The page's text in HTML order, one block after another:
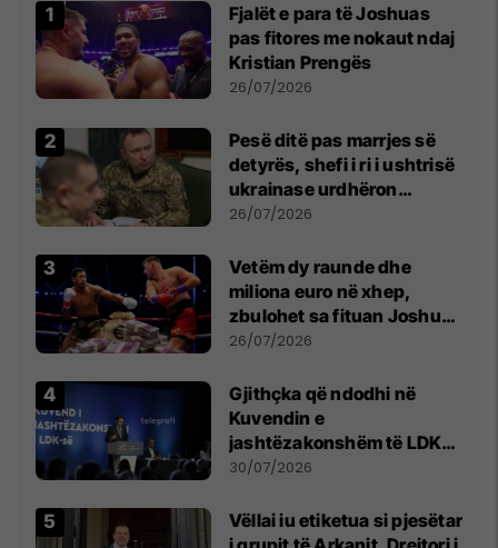
Fjalët e para të Joshuas
pas fitores me nokaut ndaj
Kristian Prengës
26/07/2026
Pesë ditë pas marrjes së
detyrës, shefi i ri i ushtrisë
ukrainase urdhëron
kontroll të madh
26/07/2026
Vetëm dy raunde dhe
miliona euro në xhep,
zbulohet sa fituan Joshua
e Prenga
26/07/2026
Gjithçka që ndodhi në
Kuvendin e
jashtëzakonshëm të LDK-
së
30/07/2026
Vëllai iu etiketua si pjesëtar